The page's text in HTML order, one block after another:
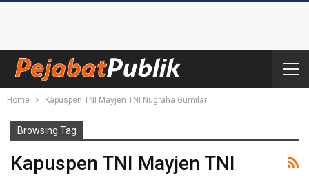
Home Kapuspen TNI Mayjen TNI Nugraha Gumilar
Browsing Tag
Kapuspen TNI Mayjen TNI